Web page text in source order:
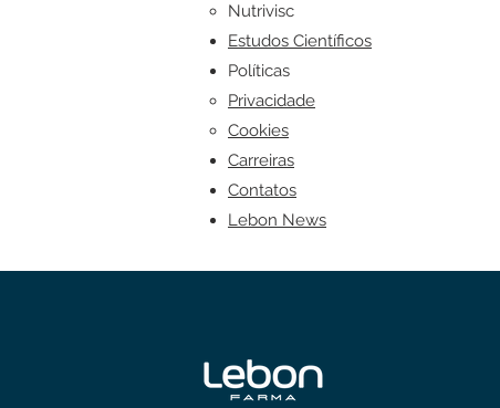
Nutrivisc
Estudos Científicos​
Políticas
Privacidade​
Cookies
Carreiras​
Contatos
Lebon News